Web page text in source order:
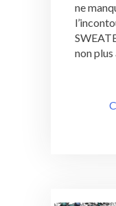
ne
non plus